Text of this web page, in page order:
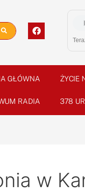
F
a
c
o
o
k
GŁÓWNA ŻYCIE
RADIA 378
w